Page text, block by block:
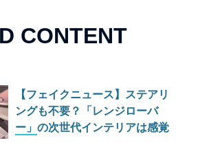
CONTENT
【フェイクニュース】ステアリ
ングも不要？「レンジローバ
ー」の次世代インテリアは感覚